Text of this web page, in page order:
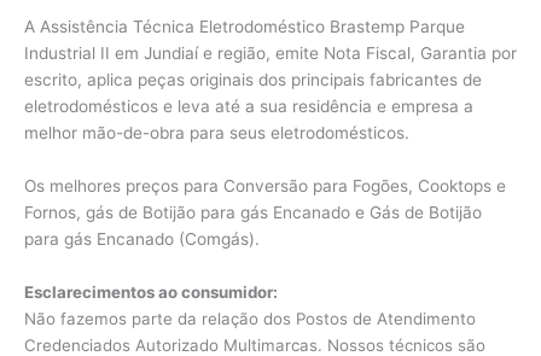
A Assistência Técnica Eletrodoméstico Brastemp Parque
Industrial II em Jundiaí e região, emite Nota Fiscal, Garantia por
escrito, aplica peças originais dos principais fabricantes de
eletrodomésticos e leva até a sua residência e empresa a
melhor mão-de-obra para seus eletrodomésticos.
Os melhores preços para Conversão para Fogões, Cooktops e
Fornos, gás de Botijão para gás Encanado e Gás de Botijão
para gás Encanado (Comgás).
Esclarecimentos ao consumidor:
Não fazemos parte da relação dos Postos de Atendimento
Credenciados Autorizado Multimarcas. Nossos técnicos são